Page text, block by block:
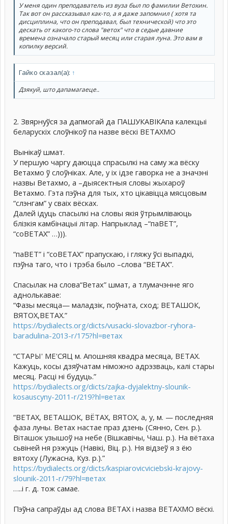
У меня один преподаватель из вуза был по фамилии Ветохин.
Так вот он рассказывал как-то, а я даже запомнил ( хотя та
дисциплина, что он преподавал, был технической) что это
дескать от какого-то слова "ветох" что в седые давние
времена означало старый месяц или старая луна. Это вам в
копилку версий.
Гайко сказал(а): ↑
Дзякуй, што дапамагаеце..
2. Звярнуўся за дапмогай да ПАШУКАВІКАпа калекцыі
беларускіх слоўнікоў па назве вёскі ВЕТАХМО
Вынікаў шмат.
У першую чаргу даюцца спрасылкі на саму жа вёску
Ветахмо ў слоўніках. Але, у іх ідзе гаворка не а значэні
назвы Ветахмо, а –дыясектныя словы жыхароў
Ветахмо. Гэта пэўна для тых, хто цікавіцца мясцовым
“слэнгам” у сваіх вёсках.
Далей ідуць спасылкі на словы якія ўтрымліваюць
блізкія камбінацыі літар. Напрыклад –“паВЕТ”,
“соВЕТАХ” …))).
“паВЕТ” і “соВЕТАХ” прапускаю, і гляжу ўсі выпадкі,
пэўна таго, что і трэба было –слова “ВЕТАХ”.
Спасылак на слова“Ветах” шмат, а тлумачэнне яго
аднолькавае:
“Фазы месяца— маладзік, поўната, сход; ВЕТАШОК,
ВЯТОХ,ВЕТАХ.”
https://bydialects.org/dicts/vusacki-slovazbor-ryhora-
baradulina-2013-r/175?hl=ветах
“СТАРЫ' МЕ'СЯЦ м. Апошняя квадра месяца, ВЕТАХ.
Кажуць, косы дзяўчатам німожно адрэзваць, калі стары
месяц. Расці ні будуць.”
https://bydialects.org/dicts/zajka-dyjalektny-slounik-
kosauscyny-2011-r/219?hl=ветах
“ВЕТАХ, ВЕТАШОК, ВЁТАХ, ВЯТОХ, а, у, м. — последняя
фаза луны. Ветах настае праз дзень (Сянно, Сен. р.).
Віташок узышоў на небе (Вішкавічы, Чаш. р.). На вётаха
сьвіней ня рэжуць (Навікі, Віц. р.). Ня відзеў я з ёю
вятоху (Лужасна, Куз. р.).”
https://bydialects.org/dicts/kaspiarovicviciebski-krajovy-
slounik-2011-r/79?hl=ветах
…..і г. д. тож самае.
Пэўна сапраўды ад слова ВЕТАХ і назва ВЕТАХМО вёскі.